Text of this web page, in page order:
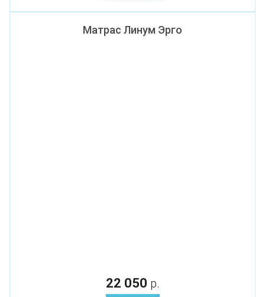
Матрас Линум Эрго
22 050 р.